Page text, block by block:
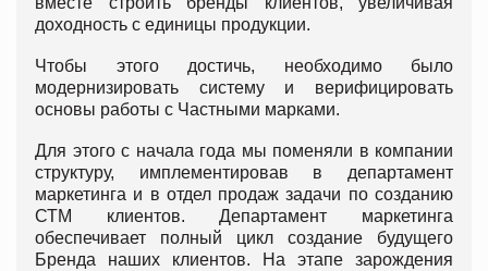
доходность с единицы продукции.
Чтобы этого достичь, необходимо было
модернизировать систему и верифицировать
основы работы с Частными марками.
Для этого с начала года мы поменяли в компании
структуру, имплементировав в департамент
маркетинга и в отдел продаж задачи по созданию
СТМ клиентов. Департамент маркетинга
обеспечивает полный цикл создание будущего
Бренда наших клиентов. На этапе зарождения